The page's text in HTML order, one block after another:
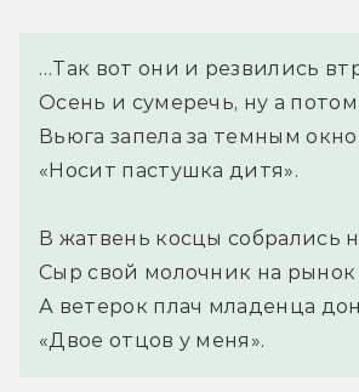
…Так вот они и резвились
Осень и сумеречь, ну а потом
Вьюга запела за темным
«Носит пастушка дитя».
В жатвень косцы собрались
Сыр свой молочник на рынок
А ветерок плач младенца
«Двое отцов у меня».